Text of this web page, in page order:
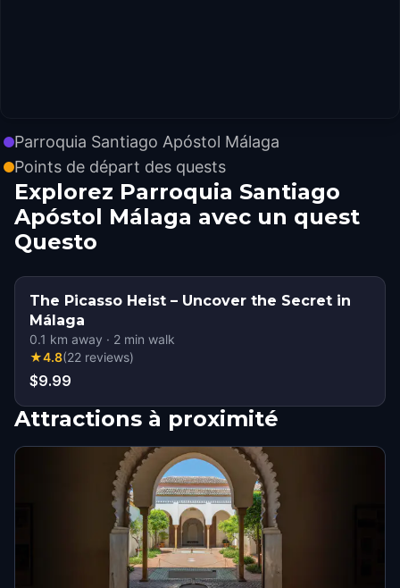
Parroquia Santiago Apóstol Málaga
Points de départ des quests
Explorez Parroquia Santiago
Apóstol Málaga avec un quest
Questo
The Picasso Heist – Uncover the Secret in
Málaga
0.1 km away · 2 min walk
★4.8(22 reviews)
$9.99
Attractions à proximité